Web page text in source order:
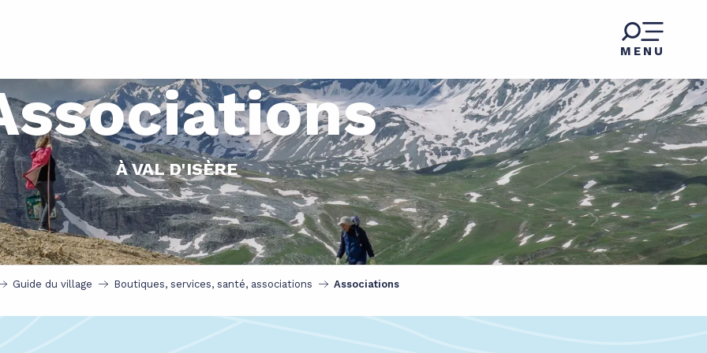
MENU
À VAL D'ISÈRE
Guide du village Boutiques, services, santé, associations Associations